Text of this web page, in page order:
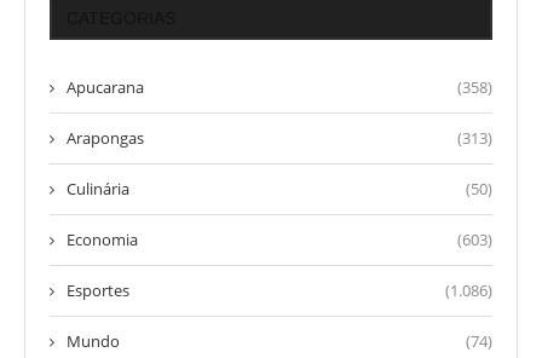
Apucarana (358)
Arapongas (313)
Culinária (50)
Economia (603)
Esportes (1.086)
Mundo (74)